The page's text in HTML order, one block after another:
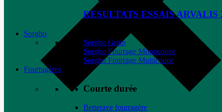
RESULTATS ESSAIS ARVALIS
Sorgho
Sorgho Grain
Sorgho Fourrage Monocoupe
Sorgho Fourrage Multicoupe
Fourragères
Courte durée
Betterave fourragère